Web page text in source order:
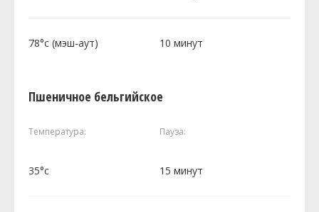
78°c (мэш-аут) 10 минут
Пшеничное бельгийское
Температура: Пауза:
35°c 15 минут